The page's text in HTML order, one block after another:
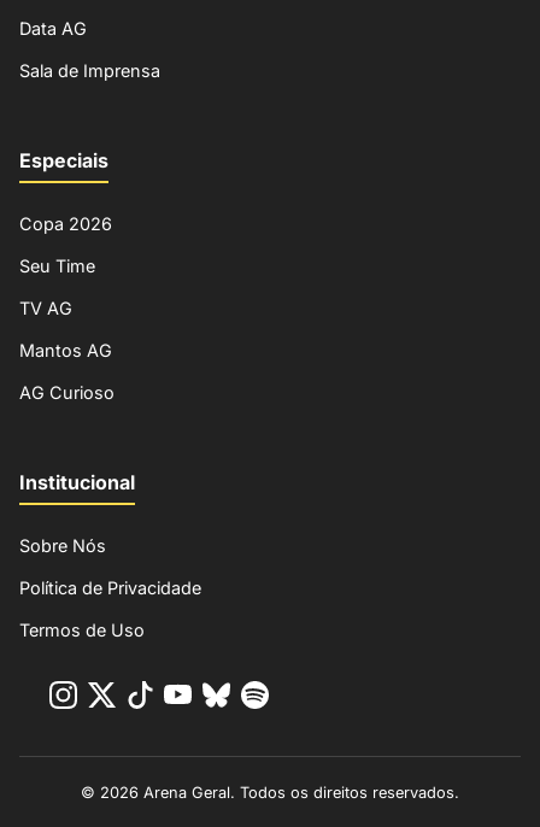
Data AG
Sala de Imprensa
Especiais
Copa 2026
Seu Time
TV AG
Mantos AG
AG Curioso
Institucional
Sobre Nós
Política de Privacidade
Termos de Uso
© 2026 Arena Geral. Todos os direitos reservados.